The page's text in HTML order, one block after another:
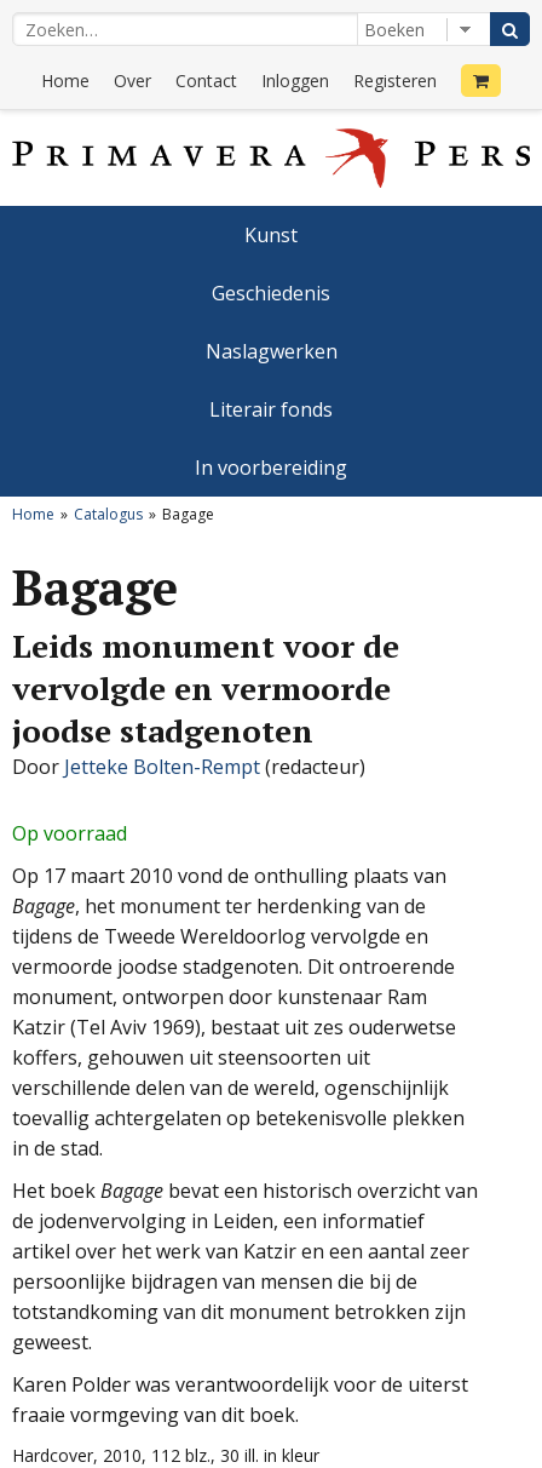
Home Over Contact Inloggen Registeren
Kunst
Geschiedenis
Naslagwerken
Literair fonds
In voorbereiding
Home Catalogus Bagage
Bagage
Leids monument voor de
vervolgde en vermoorde
joodse stadgenoten
Door Jetteke Bolten-Rempt(redacteur)
Op voorraad
Op 17 maart 2010 vond de onthulling plaats van
Bagage, het monument ter herdenking van de
tijdens de Tweede Wereldoorlog vervolgde en
vermoorde joodse stadgenoten. Dit ontroerende
monument, ontworpen door kunstenaar Ram
Katzir (Tel Aviv 1969), bestaat uit zes ouderwetse
koffers, gehouwen uit steensoorten uit
verschillende delen van de wereld, ogenschijnlijk
toevallig achtergelaten op betekenisvolle plekken
in de stad.
Het boekBagage bevat een historisch overzicht van
de jodenvervolging in Leiden, een informatief
artikel over het werk van Katzir en een aantal zeer
persoonlijke bijdragen van mensen die bij de
totstandkoming van dit monument betrokken zijn
geweest.
Karen Polder was verantwoordelijk voor de uiterst
fraaie vormgeving van dit boek.
Hardcover, 2010, 112 blz., 30 ill. in kleur